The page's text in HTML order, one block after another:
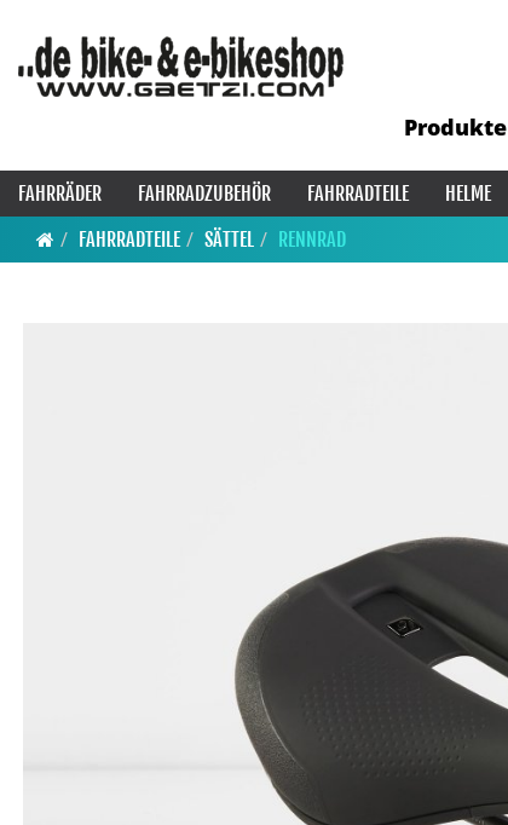
Produkte
FAHRRÄDER FAHRRADZUBEHÖR FAHRRADTEILE HELME
FAHRRADTEILE
SÄTTEL RENNRAD